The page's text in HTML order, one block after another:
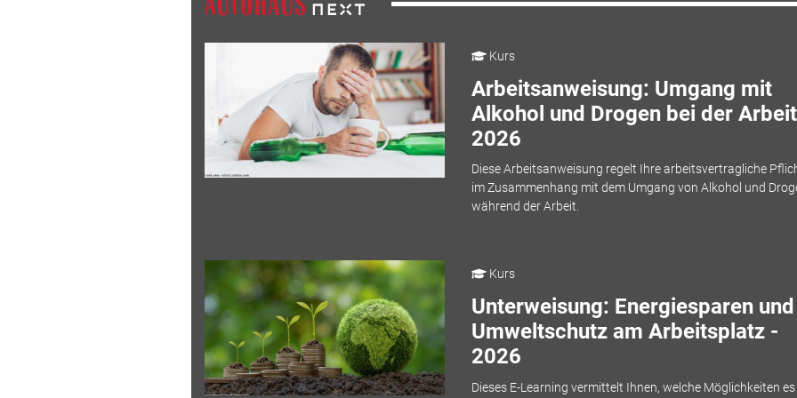
Kurs
Arbeitsanweisung: Umgang mit
Alkohol und Drogen bei der
2026
Diese Arbeitsanweisung regelt Ihre arbeitsvertragliche
im Zusammenhang mit dem Umgang von Alkohol und
während der Arbeit.
Kurs
Unterweisung: Energiesparen und
Umweltschutz am Arbeitsplatz -
2026
Dieses E-Learning vermittelt Ihnen, welche Möglichkeiten